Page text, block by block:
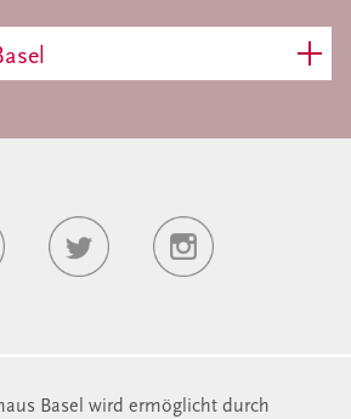
Basel wird ermöglicht durch